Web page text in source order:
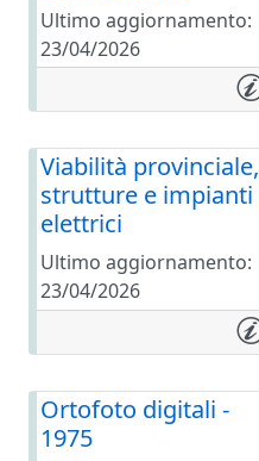
Ultimo aggiornamento:
23/04/2026
Viabilità provinciale,
strutture e impianti
elettrici
Ultimo aggiornamento:
23/04/2026
Ortofoto digitali -
1975